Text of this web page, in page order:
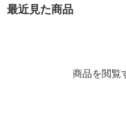
最近見た商品
商品を閲覧